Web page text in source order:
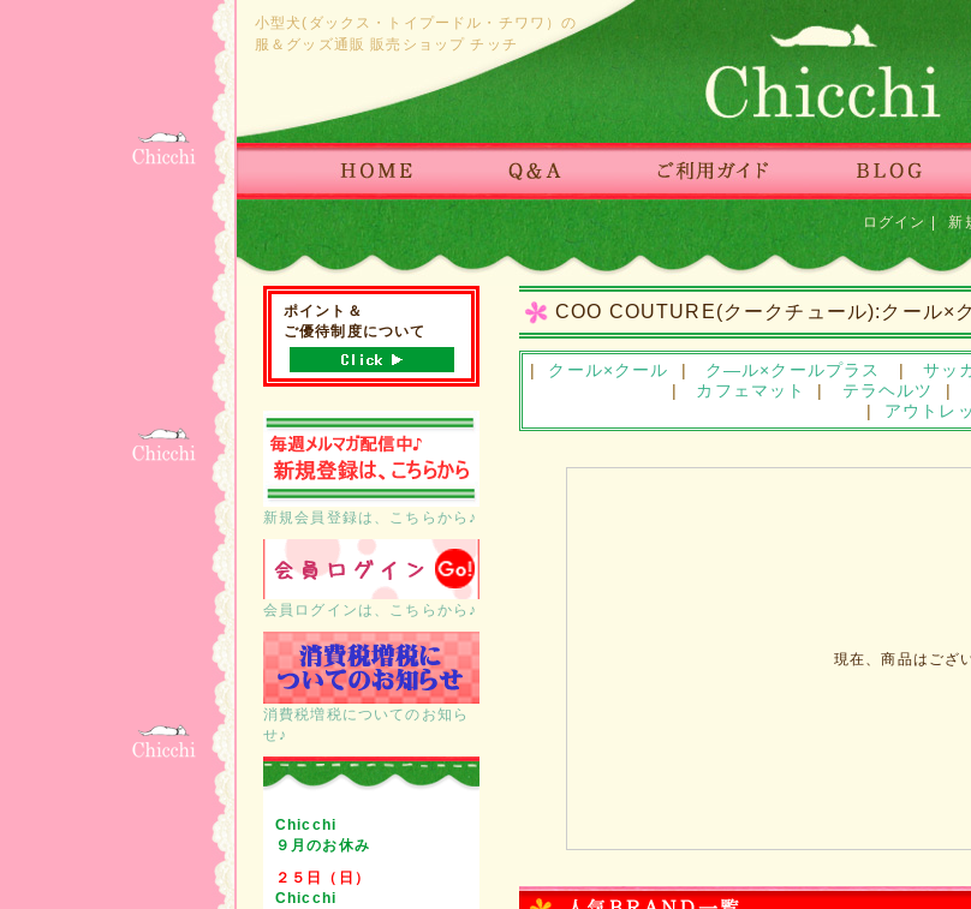
小型犬(ダックス・トイプードル・チワワ）の
服＆グッズ通販 販売ショップ チッチ
新
ログイン |
ポイント＆
ご優待制度について
新規会員登録は、こちらから♪
会員ログインは、こちらから♪
消費税増税についてのお知ら
せ♪
Chicchi
９月のお休み
２５日（日）
Chicchi
COO COUTURE(クークチュール):クール×
| クール×クール | ク―ル×クールプラス | サッ
|
カフェマット | テラヘルツ |
|
アウトレ
現在、商品はござ